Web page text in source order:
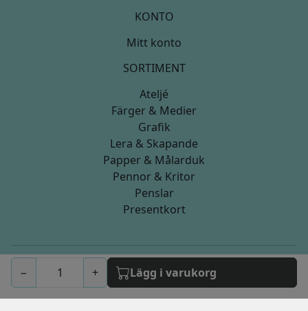
− + Lägg i varukorg
KONTO
Mitt konto
SORTIMENT
Ateljé
Färger & Medier
Grafik
Lera & Skapande
Papper & Målarduk
Pennor & Kritor
Penslar
Presentkort